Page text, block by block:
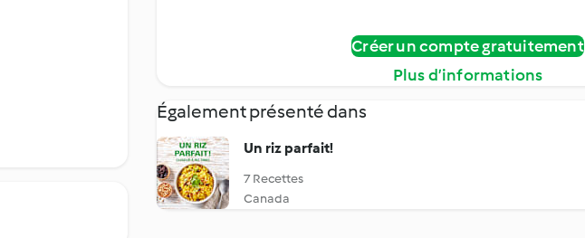
Créer un compte gratuitement
Plus d’informations
Également présenté dans
Un riz parfait!
7 Recettes
Canada